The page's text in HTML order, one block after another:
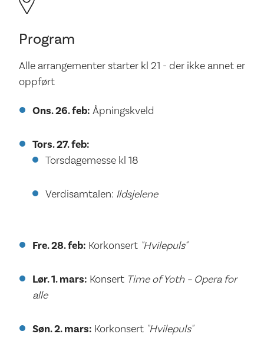
Program
Alle arrangementer starter kl 21 - der ikke annet er
oppført
Ons. 26. feb: Åpningskveld
Tors. 27. feb:
Torsdagemesse kl 18
Verdisamtalen: Ildsjelene
Fre. 28. feb: Korkonsert "Hvilepuls"
Lør. 1. mars: Konsert Time of Yoth – Opera for
alle
Søn. 2. mars: Korkonsert "Hvilepuls"